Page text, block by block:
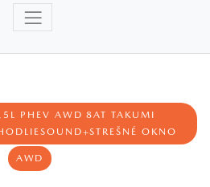
PHEV AWD 8AT TAKUMI
OKNO
AWD